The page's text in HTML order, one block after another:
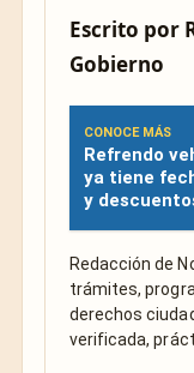
Escrito por
Gobierno
CONOCE MÁS
Refrendo
ya tiene
y
Redacción de
trámites,
derechos
verificada,